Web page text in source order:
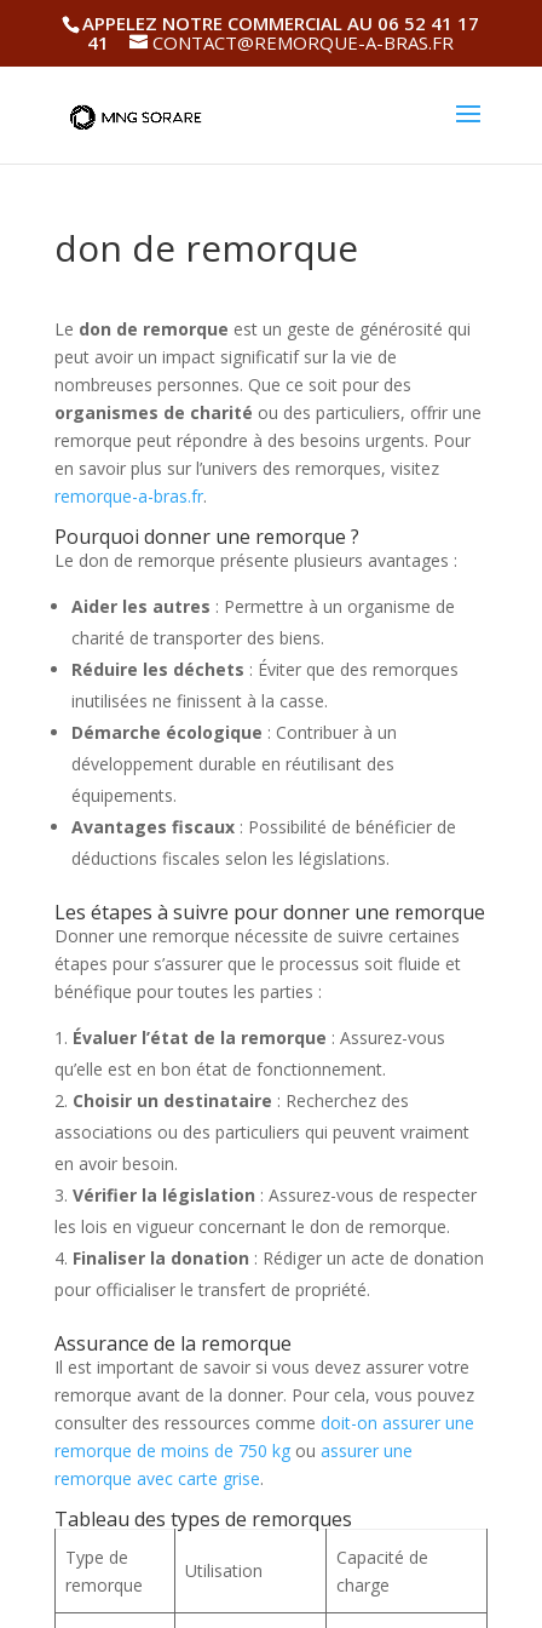
APPELEZ NOTRE COMMERCIAL AU 06 52 41 17
41
CONTACT@REMORQUE-A-BRAS.FR
don de remorque
Le don de remorque est un geste de générosité qui
peut avoir un impact significatif sur la vie de
nombreuses personnes. Que ce soit pour des
organismes de charité ou des particuliers, offrir une
remorque peut répondre à des besoins urgents. Pour
en savoir plus sur l’univers des remorques, visitez
remorque-a-bras.fr.
Pourquoi donner une remorque ?
Le don de remorque présente plusieurs avantages :
Aider les autres : Permettre à un organisme de
charité de transporter des biens.
Réduire les déchets : Éviter que des remorques
inutilisées ne finissent à la casse.
Démarche écologique : Contribuer à un
développement durable en réutilisant des
équipements.
Avantages fiscaux: Possibilité de bénéficier de
déductions fiscales selon les législations.
Les étapes à suivre pour donner une remorque
Donner une remorque nécessite de suivre certaines
étapes pour s’assurer que le processus soit fluide et
bénéfique pour toutes les parties :
Évaluer l’état de la remorque : Assurez-vous
qu’elle est en bon état de fonctionnement.
Choisir un destinataire : Recherchez des
associations ou des particuliers qui peuvent vraiment
en avoir besoin.
Vérifier la législation : Assurez-vous de respecter
les lois en vigueur concernant le don de remorque.
Finaliser la donation : Rédiger un acte de donation
pour officialiser le transfert de propriété.
Assurance de la remorque
Il est important de savoir si vous devez assurer votre
remorque avant de la donner. Pour cela, vous pouvez
consulter des ressources comme doit-on assurer une
remorque de moins de 750 kgou assurer une
remorque avec carte grise.
Tableau des types de remorques
Type de
remorque
Utilisation
Capacité de
charge